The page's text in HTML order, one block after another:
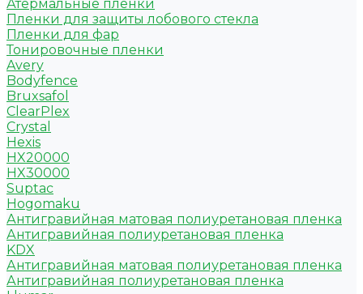
Атермальные пленки
Пленки для защиты лобового стекла
Пленки для фар
Тонировочные пленки
Avery
Bodyfence
Bruxsafol
ClearPlex
Crystal
Hexis
HX20000
HX30000
Suptac
Hogomaku
Антигравийная матовая полиуретановая пленка
Антигравийная полиуретановая пленка
KDX
Антигравийная матовая полиуретановая пленка
Антигравийная полиуретановая пленка